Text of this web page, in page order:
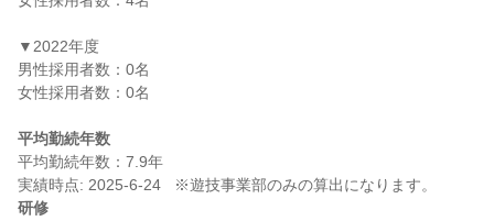
▼2022年度
男性採用者数：0名
女性採用者数：0名
平均勤続年数
平均勤続年数：7.9年
研修